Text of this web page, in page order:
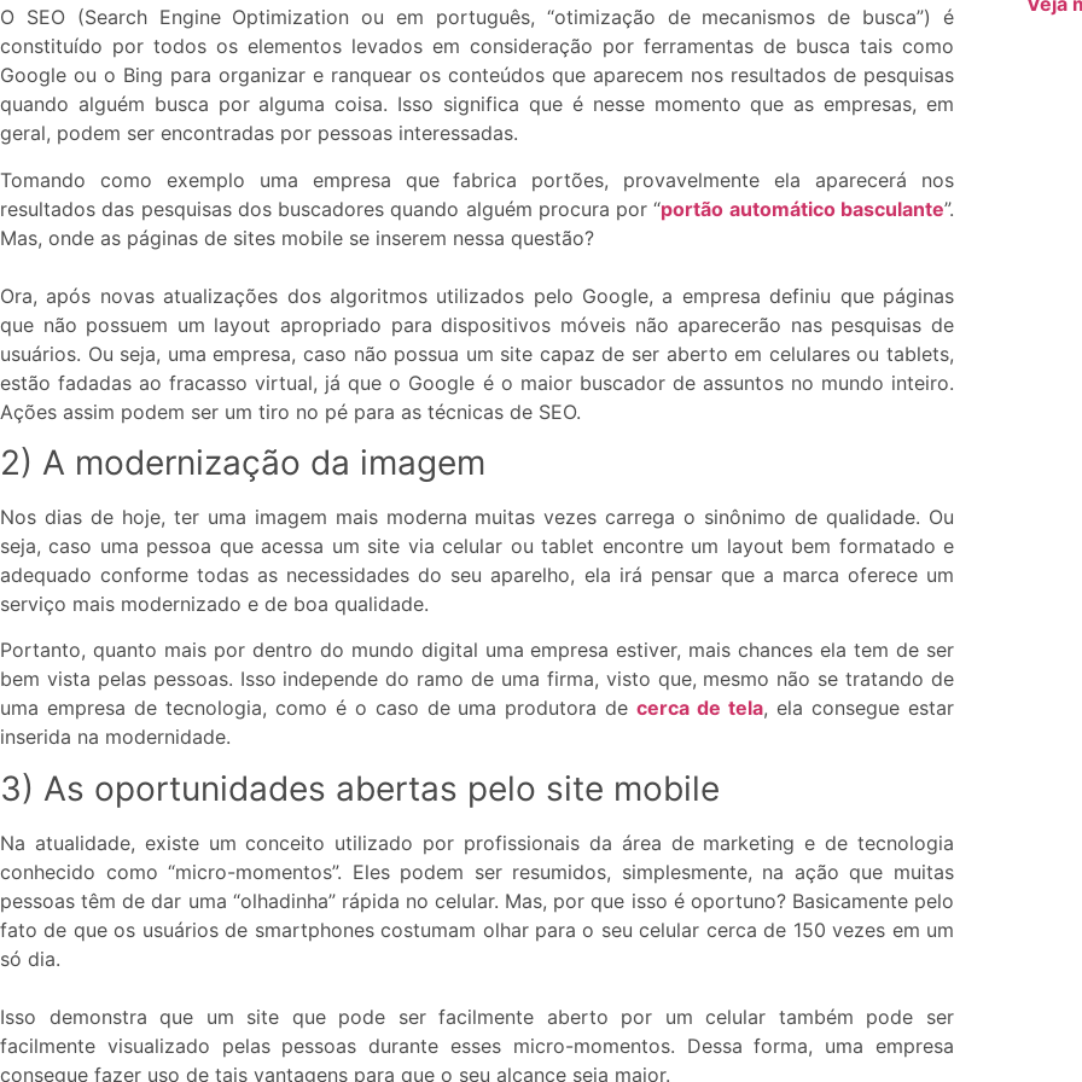
O SEO (Search Engine Optimization ou em português, “otimização de mecanismos de busca”) é
constituído por todos os elementos levados em consideração por ferramentas de busca tais como
Google ou o Bing para organizar e ranquear os conteúdos que aparecem nos resultados de pesquisas
quando alguém busca por alguma coisa. Isso significa que é nesse momento que as empresas, em
geral, podem ser encontradas por pessoas interessadas.
Tomando como exemplo uma empresa que fabrica portões, provavelmente ela aparecerá nos
resultados das pesquisas dos buscadores quando alguém procura por “portão automático basculante”.
Mas, onde as páginas de sites mobile se inserem nessa questão?
Ora, após novas atualizações dos algoritmos utilizados pelo Google, a empresa definiu que páginas
que não possuem um layout apropriado para dispositivos móveis não aparecerão nas pesquisas de
usuários. Ou seja, uma empresa, caso não possua um site capaz de ser aberto em celulares ou tablets,
estão fadadas ao fracasso virtual, já que o Google é o maior buscador de assuntos no mundo inteiro.
Ações assim podem ser um tiro no pé para as técnicas de SEO.
2) A modernização da imagem
Nos dias de hoje, ter uma imagem mais moderna muitas vezes carrega o sinônimo de qualidade. Ou
seja, caso uma pessoa que acessa um site via celular ou tablet encontre um layout bem formatado e
adequado conforme todas as necessidades do seu aparelho, ela irá pensar que a marca oferece um
serviço mais modernizado e de boa qualidade.
Portanto, quanto mais por dentro do mundo digital uma empresa estiver, mais chances ela tem de ser
bem vista pelas pessoas. Isso independe do ramo de uma firma, visto que, mesmo não se tratando de
uma empresa de tecnologia, como é o caso de uma produtora decerca de tela, ela consegue estar
inserida na modernidade.
3) As oportunidades abertas pelo site mobile
Na atualidade, existe um conceito utilizado por profissionais da área de marketing e de tecnologia
conhecido como “micro-momentos”. Eles podem ser resumidos, simplesmente, na ação que muitas
pessoas têm de dar uma “olhadinha” rápida no celular. Mas, por que isso é oportuno? Basicamente pelo
fato de que os usuários de smartphones costumam olhar para o seu celular cerca de 150 vezes em um
só dia.
Isso demonstra que um site que pode ser facilmente aberto por um celular também pode ser
facilmente visualizado pelas pessoas durante esses micro-momentos. Dessa forma, uma empresa
consegue fazer uso de tais vantagens para que o seu alcance seja maior.